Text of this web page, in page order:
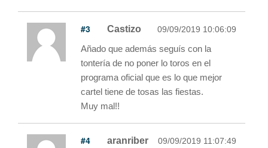
#3 Castizo 09/09/2019 10:06:09
Añado que además seguís con la
tontería de no poner lo toros en el
programa oficial que es lo que mejor
cartel tiene de tosas las fiestas.
Muy mal!!
#4 aranriber 09/09/2019 11:07:49